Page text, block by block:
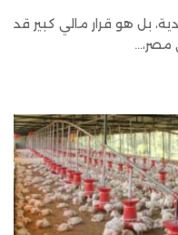
بل هو قرار مالي كبير قد
مصر،…